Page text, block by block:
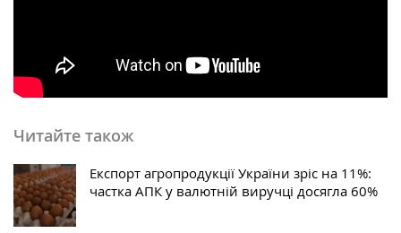
Читайте також
Експорт агропродукції України зріс на 11%:
частка АПК у валютній виручці досягла 60%